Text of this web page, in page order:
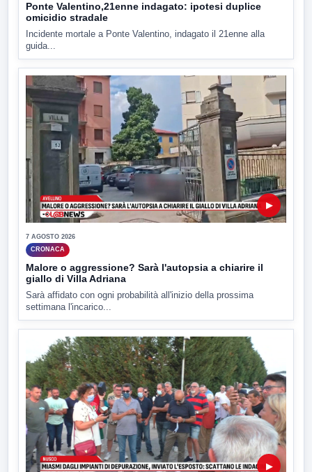
Ponte Valentino,21enne indagato: ipotesi duplice
omicidio stradale
Incidente mortale a Ponte Valentino, indagato il 21enne alla
guida...
▶
7 AGOSTO 2026
CRONACA
Malore o aggressione? Sarà l'autopsia a chiarire il
giallo di Villa Adriana
Sarà affidato con ogni probabilità all'inizio della prossima
settimana l'incarico...
▶